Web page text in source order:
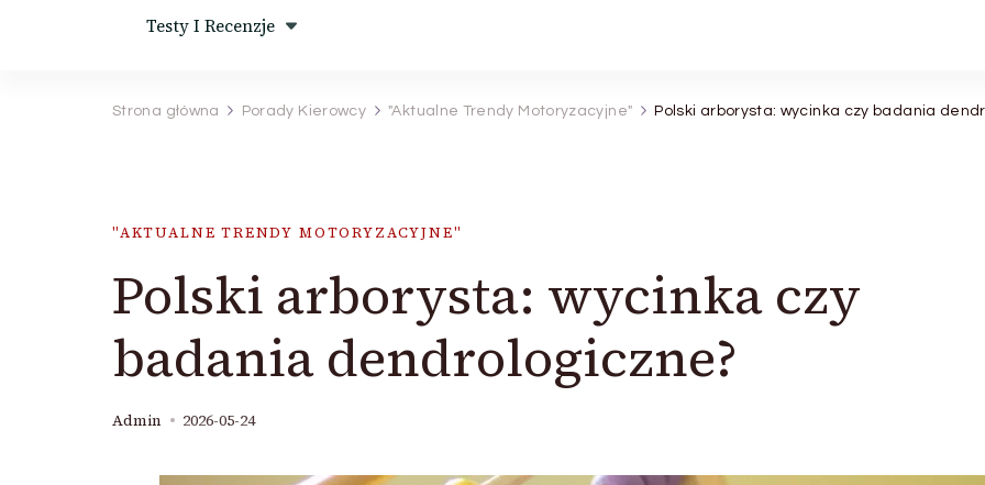
Testy I Recenzje
Strona główna Porady Kierowcy "Aktualne Trendy Motoryzacyjne" Polski arborysta: wycinka czy badania
"AKTUALNE TRENDY MOTORYZACYJNE"
Polski arborysta: wycinka czy
badania dendrologiczne?
Admin 2026-05-24